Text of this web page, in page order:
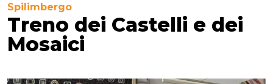
Spilimbergo
Treno dei Castelli e dei
Mosaici